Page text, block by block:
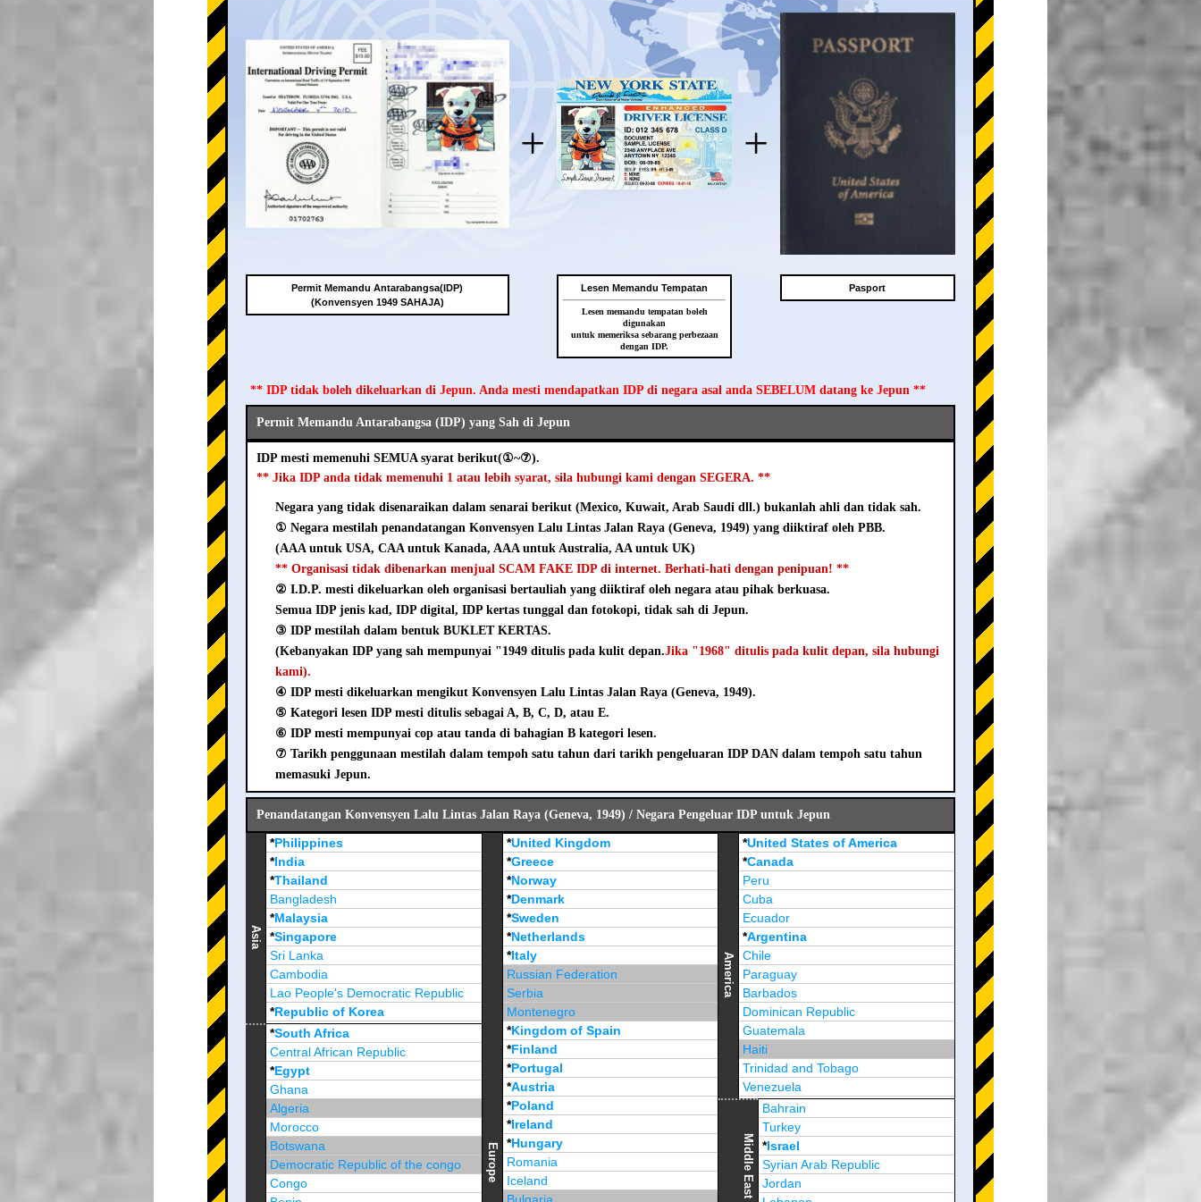
+ +
Permit Memandu Antarabangsa(IDP)
(Konvensyen 1949 SAHAJA)
Lesen Memandu Tempatan
Lesen memandu tempatan boleh
digunakan
untuk memeriksa sebarang perbezaan
dengan IDP.
Pasport
** IDP tidak boleh dikeluarkan di Jepun. Anda mesti mendapatkan IDP di negara asal anda SEBELUM datang ke Jepun **
Permit Memandu Antarabangsa (IDP) yang Sah di Jepun
IDP mesti memenuhi SEMUA syarat berikut(①~⑦).
** Jika IDP anda tidak memenuhi 1 atau lebih syarat, sila hubungi kami dengan SEGERA. **
Negara yang tidak disenaraikan dalam senarai berikut (Mexico, Kuwait, Arab Saudi dll.) bukanlah ahli dan tidak sah.
① Negara mestilah penandatangan Konvensyen Lalu Lintas Jalan Raya (Geneva, 1949) yang diiktiraf oleh PBB.
(AAA untuk USA, CAA untuk Kanada, AAA untuk Australia, AA untuk UK)
** Organisasi tidak dibenarkan menjual SCAM FAKE IDP di internet. Berhati-hati dengan penipuan! **
② I.D.P. mesti dikeluarkan oleh organisasi bertauliah yang diiktiraf oleh negara atau pihak berkuasa.
Semua IDP jenis kad, IDP digital, IDP kertas tunggal dan fotokopi, tidak sah di Jepun.
③ IDP mestilah dalam bentuk BUKLET KERTAS.
(Kebanyakan IDP yang sah mempunyai "1949 ditulis pada kulit depan.Jika "1968" ditulis pada kulit depan, sila hubungi
kami).
④ IDP mesti dikeluarkan mengikut Konvensyen Lalu Lintas Jalan Raya (Geneva, 1949).
⑤ Kategori lesen IDP mesti ditulis sebagai A, B, C, D, atau E.
⑥ IDP mesti mempunyai cop atau tanda di bahagian B kategori lesen.
⑦ Tarikh penggunaan mestilah dalam tempoh satu tahun dari tarikh pengeluaran IDP DAN dalam tempoh satu tahun
memasuki Jepun.
Penandatangan Konvensyen Lalu Lintas Jalan Raya (Geneva, 1949) / Negara Pengeluar IDP untuk Jepun
Asia
*Philippines
*India
*Thailand
Bangladesh
*Malaysia
*Singapore
Sri Lanka
Cambodia
Lao People's Democratic Republic
*Republic of Korea
Brunei Darussalam
*South Africa
Central African Republic
*Egypt
Ghana
Algeria
Morocco
Botswana
Democratic Republic of the congo
Congo
Europe
*United Kingdom
*Greece
*Norway
*Denmark
*Sweden
*Netherlands
*Italy
Russian Federation
Serbia
Montenegro
*Kingdom of Spain
*Finland
*Portugal
*Austria
*Poland
*Ireland
*Hungary
Romania
Iceland
America
*United States of America
*Canada
Peru
Cuba
Ecuador
*Argentina
Chile
Paraguay
Barbados
Dominican Republic
Guatemala
Haiti
Trinidad and Tobago
Venezuela
Jamaica
Middle East
Bahrain
Turkey
*Israel
Syrian Arab Republic
Jordan